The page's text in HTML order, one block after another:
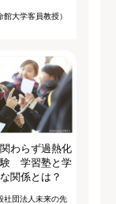
館大学客員教授）
わらず過熱化
験 学習塾と学
関係とは？
社団法人未来の先